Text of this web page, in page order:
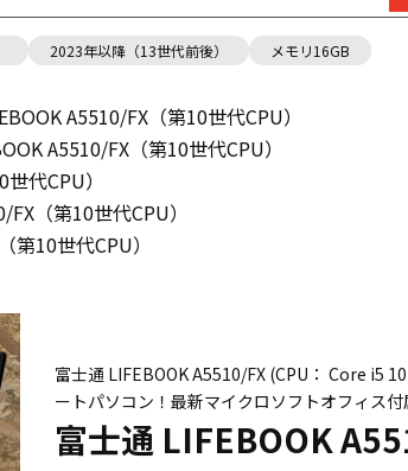
2023年以降（13世代前後） メモリ16GB
A5510/FX（第10世代CPU）
A5510/FX（第10世代CPU）
代CPU）
（第10世代CPU）
第10世代CPU）
富士通 LIFEBOOK A5510/FX (CPU： Core i5
ートパソコン！最新マイクロソフトオフィス
富士通 LIFEBOOK